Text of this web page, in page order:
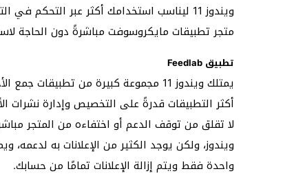
ويندوز 11 ليناسب استخدامك أكثر عبر
متجر تطبيقات مايكروسوفت مباشرةً دون الحاجة
تطبيق Feedlab
أكثر التطبيقات قدرةً على التخصيص وإدارة نشرات
لا تقلق من توقف الدعم أو اختفاءه من المتجر
ويندوز، ولكن يوجد الكثير من الإعلانات به لدعمه،
واحدة فقط ويتم إزالة الإعلانات تمامًا من حسابك.